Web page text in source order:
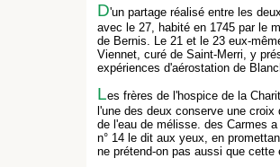
D'un partage réalisé entre les
avec le 27, habité en 1745 par le
de Bernis. Le 21 et le 23 eux-
Viennet, curé de Saint-Merri, y
expériences d'aérostation de
Les frères de l'hospice de la
l'une des deux conserve une
de l'eau de mélisse. des Carmes
n° 14 le dit aux yeux, en
ne prétend-on pas aussi que cette